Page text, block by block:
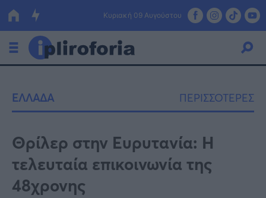
Κυριακή 09 Αυγούστου
Οικονομία
Πολιτική
Τράπεζες
Επιδοτήσεις
Κόσμος
ΕΛΛΑΔΑ ΠΕΡΙΣΣΟΤΕΡΕΣ
Θρίλερ στην Ευρυτανία: Η
τελευταία επικοινωνία της
48χρονης